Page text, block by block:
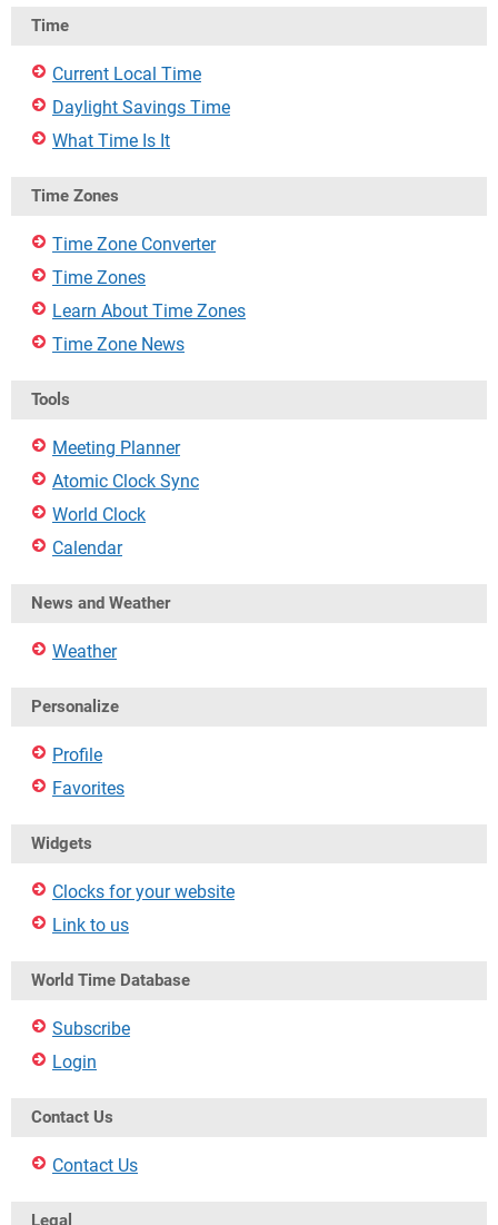
Time
Current Local Time
Daylight Savings Time
What Time Is It
Time Zones
Time Zone Converter
Time Zones
Learn About Time Zones
Time Zone News
Tools
Meeting Planner
Atomic Clock Sync
World Clock
Calendar
News and Weather
Weather
Personalize
Profile
Favorites
Widgets
Clocks for your website
Link to us
World Time Database
Subscribe
Login
Contact Us
Contact Us
Legal